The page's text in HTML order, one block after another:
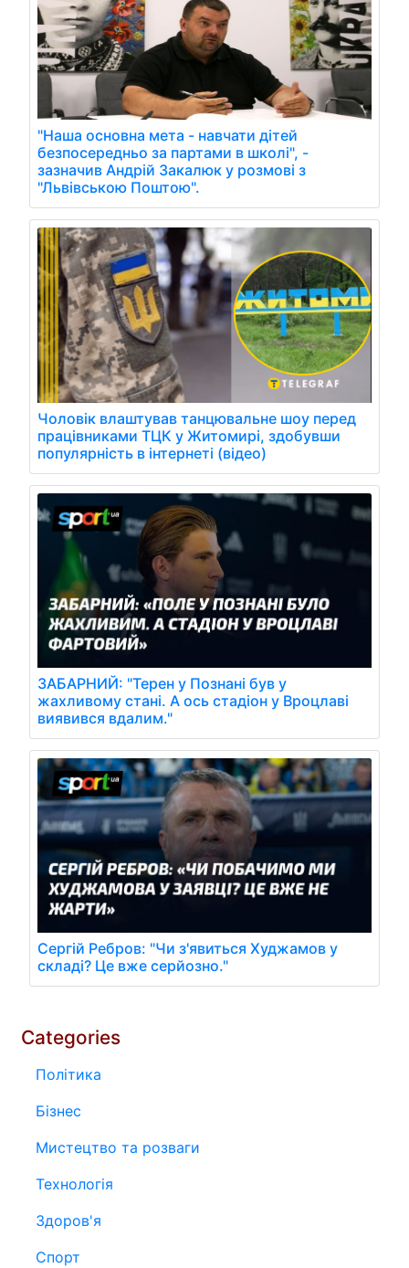
"Наша основна мета - навчати дітей
безпосередньо за партами в школі", -
зазначив Андрій Закалюк у розмові з
"Львівською Поштою".
Чоловік влаштував танцювальне шоу перед
працівниками ТЦК у Житомирі, здобувши
популярність в інтернеті (відео)
ЗАБАРНИЙ: "Терен у Познані був у
жахливому стані. А ось стадіон у Вроцлаві
виявився вдалим."
Сергій Ребров: "Чи з'явиться Худжамов у
складі? Це вже серйозно."
Categories
Політика
Бізнес
Мистецтво та розваги
Технологія
Здоров'я
Спорт